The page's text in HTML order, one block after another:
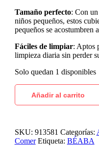
Tamaño perfecto: Con un
niños pequeños, estos
pequeños se acostumbren
Fáciles de limpiar: Aptos
limpieza diaria sin perder
Solo quedan 1 disponibles
Añadir al carrito
SKU: 913581 Categorías:
Comer Etiqueta: BÉABA